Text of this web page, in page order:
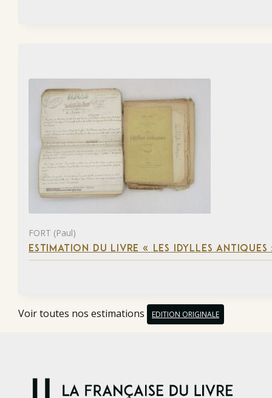
FORT (Paul)
ESTIMATION DU LIVRE « LES IDYLLES
Voir toutes nos estimations EDITION ORIGINALE